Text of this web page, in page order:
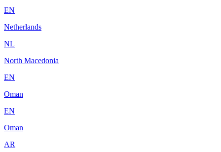
EN
Netherlands
NL
North Macedonia
EN
Oman
EN
Oman
AR